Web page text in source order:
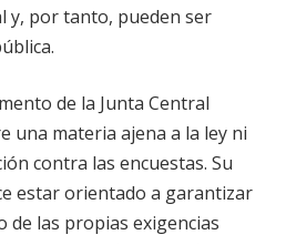
y, por tanto, pueden ser
de la Junta Central
una materia ajena a la ley ni
contra las encuestas. Su
estar orientado a garantizar
de las propias exigencias